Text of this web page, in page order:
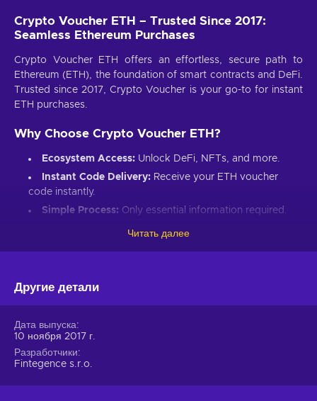
Crypto Voucher ETH – Trusted Since 2017:
Seamless Ethereum Purchases
Crypto Voucher ETH offers an effortless, secure path to
Ethereum (ETH), the foundation of smart contracts and DeFi.
Trusted since 2017, Crypto Voucher is your go-to for instant
ETH purchases.
Why Choose Crypto Voucher ETH?
Ecosystem Access: Unlock DeFi, NFTs, and more.
Instant Code Delivery: Receive your ETH voucher
code instantly.
Simple Process: Only essential information required.
Introduce loved ones to Ethereum’s world.
Set up an Ethereum-compatible wallet.
Provide your email for confirmation.
Choose Ethereum (ETH).
Читать далее
Другие детали
Дата выпуска
10 ноября 2017 г.
Разработчики
Fintegence s.r.o.